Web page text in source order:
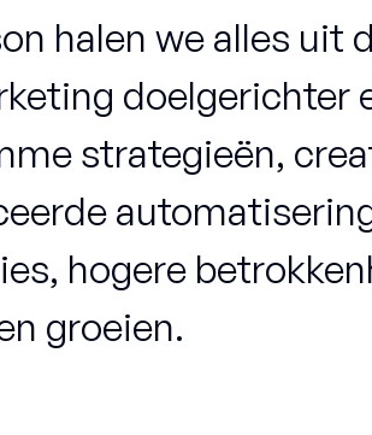
halen we alles uit
doelgerichter
strategieën,
hogere
groeien.